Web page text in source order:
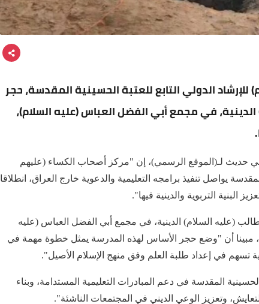
الدولي التابع للعتبة الحسينية المقدسة، حجر
في مجمع أبي الفضل العباس (عليه السلام)،
حديث لـ(الموقع الرسمي)، إن "مركز أصحاب الكساء (عليهم
يواصل تنفيذ برامجه التعليمية والدعوية خارج العراق، انطلاقا
التربوية والدينية فيها".
(عليه السلام) الدينية، في مجمع أبي الفضل العباس (عليه
مبينا أن "وضع حجر الأساس لهذه المدرسة يمثل خطوة مهمة في
تسهم في إعداد طلبة العلم وفق منهج الإسلام الأصيل".
المقدسة في دعم المبادرات التعليمية المستدامة، وبناء
وتعزيز الوعي الديني في المجتمعات الناشئة".